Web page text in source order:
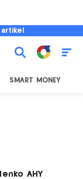
SMART MONEY
AHY